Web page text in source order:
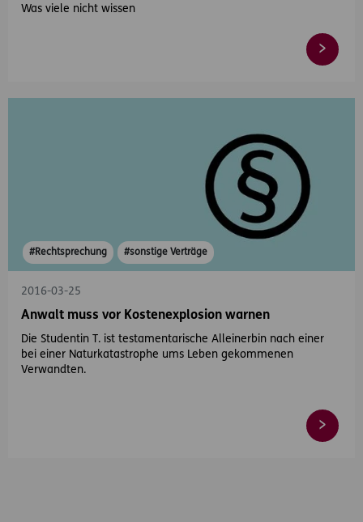
Was viele nicht wissen
#Rechtsprechung #sonstige Verträge
2016-03-25
Anwalt muss vor Kostenexplosion warnen
Die Studentin T. ist testamentarische Alleinerbin nach einer
bei einer Naturkatastrophe ums Leben gekommenen
Verwandten.